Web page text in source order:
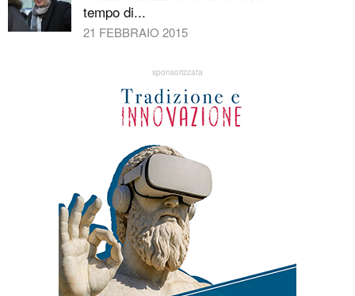
tempo di...
21 FEBBRAIO 2015
sponsorizzata